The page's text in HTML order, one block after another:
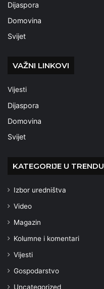
Dijaspora
Domovina
Svijet
VAŽNI LINKOVI
Vijesti
Dijaspora
Domovina
Svijet
KATEGORIJE U TRENDU
Izbor uredništva
Video
Magazin
Kolumne i komentari
Vijesti
Gospodarstvo
Uncategorized